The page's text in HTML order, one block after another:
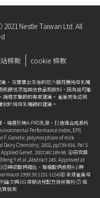
Nestle Taiwan Ltd. All
條款 cookie 條款
， 在寶寶出生後的前六個月應純母乳哺
餵或添加其他食品和飲料，因為這可能
尋求醫師的專業建議。 雀巢完全認同
於純母乳哺餵的建議。
精選珍稀A-PRO乳源，打造適合成長所
Performance Index, EPI)
F. Genetic polymorphism of milk
Dairy Chemistry. 2002, pp739-816. Pal S
Genet. 2007;48:189-98. ④研究顯
Y et al.,Abstract 245. Approved at
與碳酸鈣相比，檸檬酸鈣食用4小時
1999:39:1151-1154)⑥ 全球雀巢母
論文與161項嬰幼兒配方技術專利 ⑦ 每
質檢測